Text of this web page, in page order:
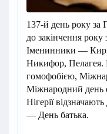
137-й день року за
до закінчення
Іменинники —
Никифор, Пелагея.
гомофобією,
Міжнародний день
Нігерії
— День батька.